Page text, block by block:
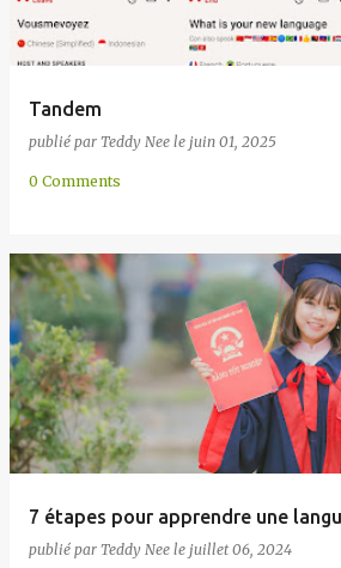
Tandem
publié par Teddy Nee le juin 01, 2025
0 Comments
7 étapes pour apprendre une
publié par Teddy Nee le juillet 06, 2024